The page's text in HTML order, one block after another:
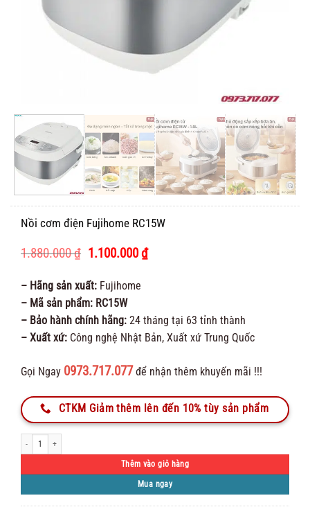
Nồi cơm điện Fujihome RC15W
1.880.000₫ Giá
là:
1.880.000 ₫.
1.100.000₫Giá
– Hãng sản xuất: Fujihome
– Mã sản phẩm: RC15W
– Bảo hành chính hãng: 24 tháng tại 63 tỉnh thành
– Xuất xứ: Công nghệ Nhật Bản, Xuất xứ Trung Quốc
Gọi Ngay 0973.717.077 để nhận thêm khuyến mãi !!!
CTKM Giảm thêm lên đến 10% tùy sản phẩm
Nồi cơm điện Fujihome RC15W số lượng
Thêm vào giỏ hàng
Mua ngay